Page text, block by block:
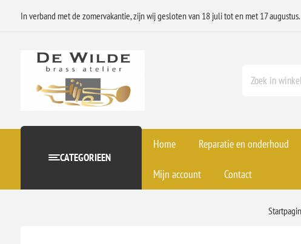
In verband met de zomervakantie, zijn wij gesloten van 18 juli tot en met 17 augustus.
CATEGORIEEN
Home Reparatie en onderhoud
Mijn account Contact